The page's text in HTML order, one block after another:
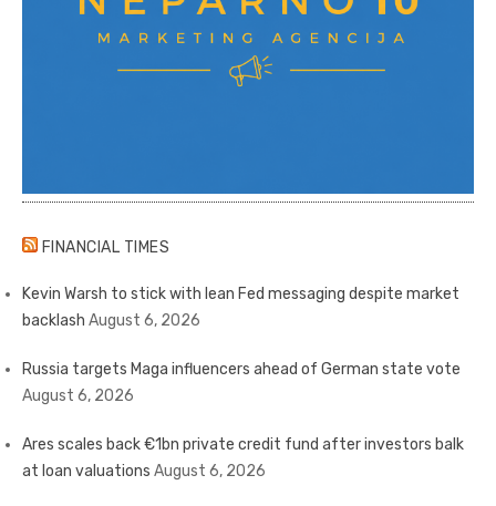
FINANCIAL TIMES
Kevin Warsh to stick with lean Fed messaging despite market
backlash August 6, 2026
Russia targets Maga influencers ahead of German state vote
August 6, 2026
Ares scales back €1bn private credit fund after investors balk
at loan valuations August 6, 2026